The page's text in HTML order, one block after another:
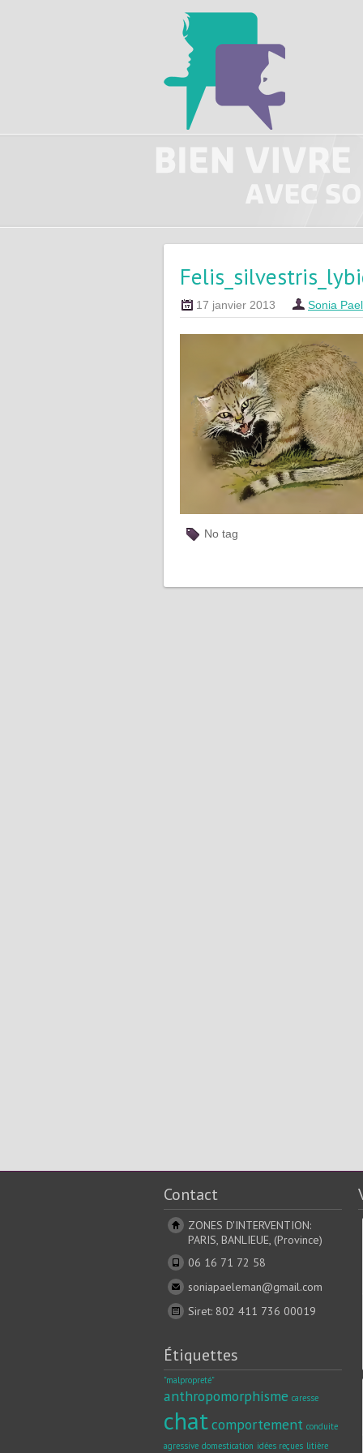
17 janvier 2013 Sonia
No tag
Contact
ZONES D'INTERVENTION:
PARIS, BANLIEUE, (Province)
06 16 71 72 58
soniapaeleman@gmail.com
Siret: 802 411 736 00019
Étiquettes
"malpropreté"
anthropomorphisme caresse
chatcomportement conduite
agressive domestication idées reçues litière